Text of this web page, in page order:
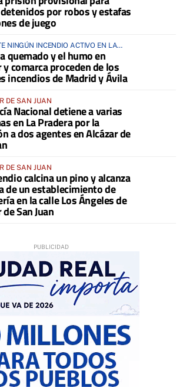
por robos y estafas
de juego
NINGÚN INCENDIO ACTIVO EN LA
quemado y el humo en
y comarca proceden de los
incendios de Madrid y Ávila
DE SAN JUAN
Nacional detiene a varias
en La Pradera por la
a dos agentes en Alcázar de
DE SAN JUAN
calcina un pino y alcanza
de un establecimiento de
en la calle Los Ángeles de
San Juan